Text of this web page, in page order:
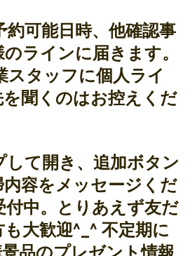
約可能日時、他確認事
ラインに届きます。
スタッフに個人ライ
聞くのはお控えくだ
て開き、追加ボタン
容をメッセージくだ
付中。とりあえず友だ
大歓迎^_^ 不定期に